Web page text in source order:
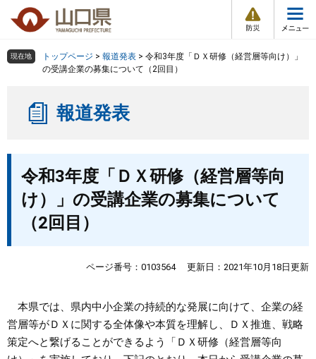
の
ー
情
報
メ
ュ
組織で探す
くらし・環境
健康・福祉
教育・文化・スポーツ
しごと・産業・観光
まちづくり
検索の仕方 組織で探す
現在地 トップページ > 報道発表 > 令和3年度「ＤＸ研修（経営層等向け）」
の受講企業の募集について（2回目）
報道発表
令和3年度「ＤＸ研修（経営層等向
け）」の受講企業の募集について
（2回目）
ページ番号：0103564 更新日：2021年10月18日更新
本県では、県内中小企業の持続的な発展に向けて、企業の経
営層等がＤＸに関する全体像や本質を理解し、ＤＸ推進、戦略
策定へと繋げることができるよう「ＤＸ研修（経営層等向